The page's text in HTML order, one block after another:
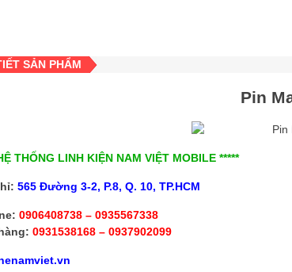
SẢN PHẨM
Pin
THỐNG LINH KIỆN NAM VIỆT MOBILE *****
565 Đường 3-2, P.8, Q. 10, TP.HCM
0906408738 – 0935567338
0931538168 – 0937902099